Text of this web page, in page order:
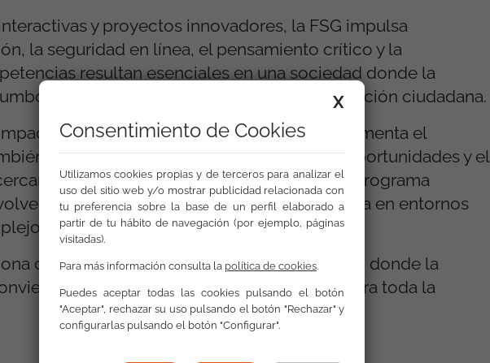
y proyectos innovadores, la FSG impulsa
la seguridad en línea, el pensamiento crítico y la
resultan esenciales en una sociedad donde la
de la educación, el empleo y la participación ciudadana.
positivo del programa, que no solo fomenta el
promueve la inclusión, la igualdad de oportunidades y el
a los más jóvenes al lenguaje digital, el programa
de manera autónoma, segura y creativa en entornos
con una apuesta estratégica para el futuro, donde la
en motor de innovación y progreso para toda la
X
Consentimiento de Cookies
Utilizamos cookies propias y de terceros para analizar el
uso del sitio web y/o mostrar publicidad relacionada con
tu preferencia sobre la base de un perfil elaborado a
partir de tu hábito de navegación (por ejemplo, páginas
visitadas).
Para más información consulta la política de cookies.
Puedes aceptar todas las cookies pulsando el botón
"Aceptar", rechazar su uso pulsando el botón "Rechazar" y
configurarlas pulsando el botón "Configurar".